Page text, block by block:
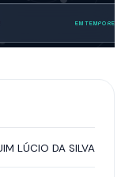
LÚCIO DA SILVA